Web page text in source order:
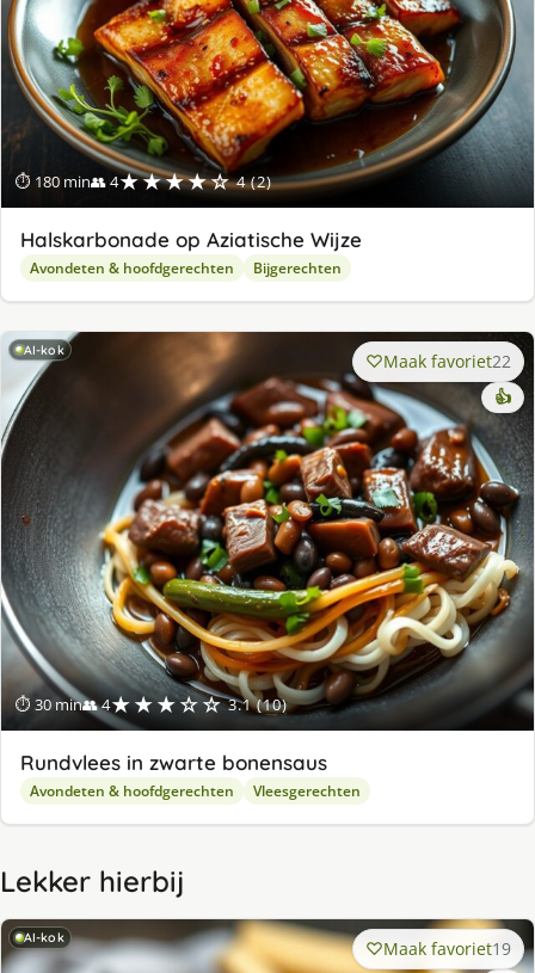
⏱ 180 min👥 4★★★★☆ 4 (2)
Halskarbonade op Aziatische Wijze
Avondeten & hoofdgerechten Bijgerechten
AI-kok
⏱ 30 min👥 4★★★☆☆ 3.1 (10)
Maak favoriet22
👍
Rundvlees in zwarte bonensaus
Avondeten & hoofdgerechten Vleesgerechten
Lekker hierbij
AI-kok Maak favoriet19